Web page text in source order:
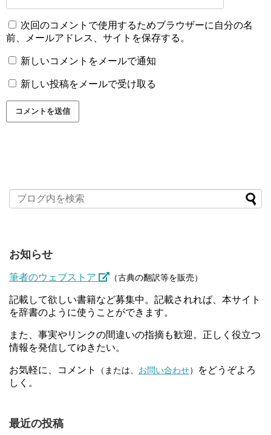
次回のコメントで使用するためブラウザーに自分の名
前、メールアドレス、サイトを保存する。
新しいコメントをメールで通知
新しい投稿をメールで受け取る
お知らせ
筆者のウェブストア （古典の翻訳等を販売）
記載して欲しい書籍など募集中。記載されれば、本サイト
を辞書のように使うことができます。
また、事実やリンクの間違いの指摘も歓迎。正しく役立つ
情報を発信してゆきたい。
お気軽に、コメント （または、 お問い合わせ）
をどうぞよろ
しく。
最近の投稿